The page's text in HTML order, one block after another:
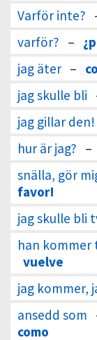
Varför inte?
varför? –
jag äter –
jag skulle bli
jag gillar den!
hur är jag? –
snälla, gör
favor!
jag skulle bli
han
vuelve
jag kommer,
ansedd som
como